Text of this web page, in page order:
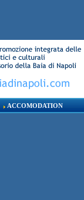
ACCOMODATION